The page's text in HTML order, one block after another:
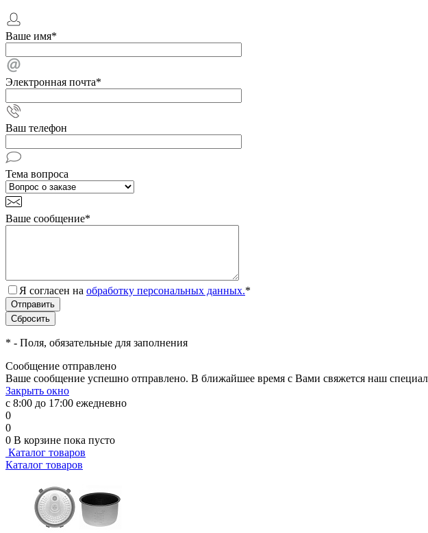
Ваше имя*
Электронная почта*
Ваш телефон
Тема вопроса
Ваше сообщение*
Я согласен на обработку персональных данных.*
* - Поля, обязательные для заполнения
Сообщение отправлено
Ваше сообщение успешно отправлено. В ближайшее время с Вами свяжется наш
Закрыть окно
с 8:00 до 17:00 ежедневно
0
0
0 В корзине пока пусто
Каталог товаров
Каталог товаров